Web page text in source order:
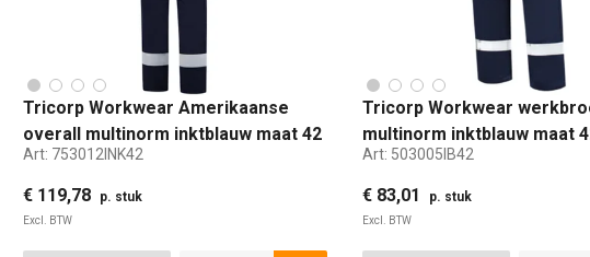
Tricorp Workwear Amerikaanse
overall multinorm inktblauw maat 42
Art: 753012INK42
€ 119,78 p. stuk
Excl. BTW
Tricorp Workwear
multinorm inktblauw maat
Art: 503005IB42
€ 83,01 p. stuk
Excl. BTW